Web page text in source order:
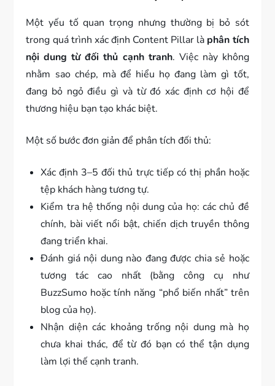
Một yếu tố quan trọng nhưng thường bị bỏ sót
trong quá trình xác định Content Pillar là phân tích
nội dung từ đối thủ cạnh tranh. Việc này không
nhằm sao chép, mà để hiểu họ đang làm gì tốt,
đang bỏ ngỏ điều gì và từ đó xác định cơ hội để
thương hiệu bạn tạo khác biệt.
Một số bước đơn giản để phân tích đối thủ:
Xác định 3–5 đối thủ trực tiếp có thị phần hoặc
tệp khách hàng tương tự.
Kiểm tra hệ thống nội dung của họ: các chủ đề
chính, bài viết nổi bật, chiến dịch truyền thông
đang triển khai.
Đánh giá nội dung nào đang được chia sẻ hoặc
tương tác cao nhất (bằng công cụ như
BuzzSumo hoặc tính năng “phổ biến nhất” trên
blog của họ).
Nhận diện các khoảng trống nội dung mà họ
chưa khai thác, để từ đó bạn có thể tận dụng
làm lợi thế cạnh tranh.